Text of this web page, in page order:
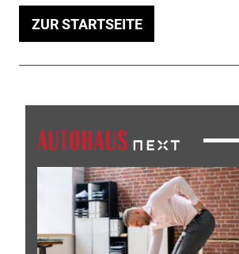
ZUR STARTSEITE